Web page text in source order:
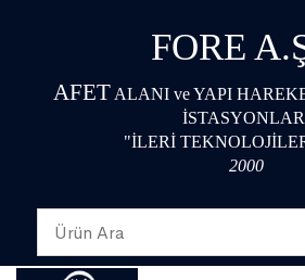
FORE
AFETALANI ve YAPI
"İLERİ
2000